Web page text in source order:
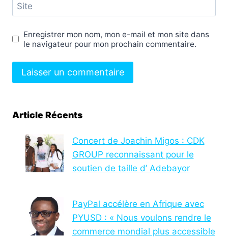
Site
Enregistrer mon nom, mon e-mail et mon site dans
le navigateur pour mon prochain commentaire.
Article Récents
Concert de Joachin Migos : CDK
GROUP reconnaissant pour le
soutien de taille d’ Adebayor
PayPal accélère en Afrique avec
PYUSD : « Nous voulons rendre le
commerce mondial plus accessible